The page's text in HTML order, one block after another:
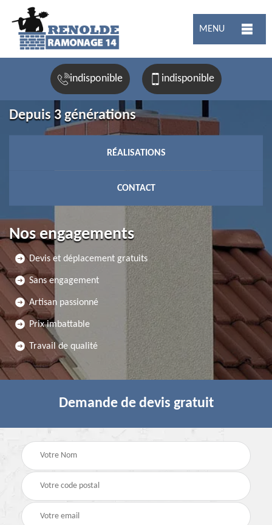
MENU
indisponible indisponible
Depuis 3 générations
RÉALISATIONS
CONTACT
Nos engagements
Devis et déplacement gratuits
Sans engagement
Artisan passionné
Prix imbattable
Travail de qualité
Demande de devis gratuit